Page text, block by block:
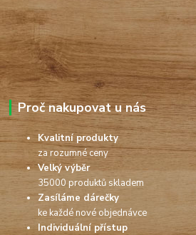
Proč nakupovat u nás
Kvalitní produkty
za rozumné ceny
Velký výběr
35000 produktů skladem
Zasíláme dárečky
ke každé nové objednávce
Individuální přístup